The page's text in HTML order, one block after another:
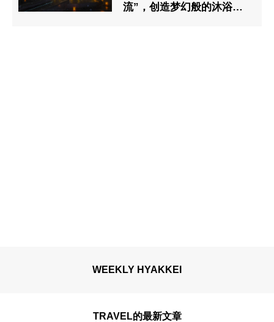
流”，创造梦幻般的沐浴时
WEEKLY HYAKKEI
TRAVEL的最新文章